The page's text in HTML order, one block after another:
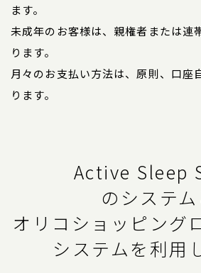
ます。
未成年のお客様は、親権者または連
ります。
月々のお支払い方法は、原則、口座
ります。
Active Sleep
のシステム
オリコショッピング
システムを利用